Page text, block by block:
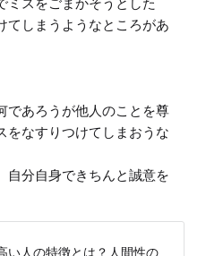
てしまうようなところがあ
であろうが他人のことを尊
をなすりつけてしまおうな
自分自身できちんと誠意を
い人の特徴とは？人間性の